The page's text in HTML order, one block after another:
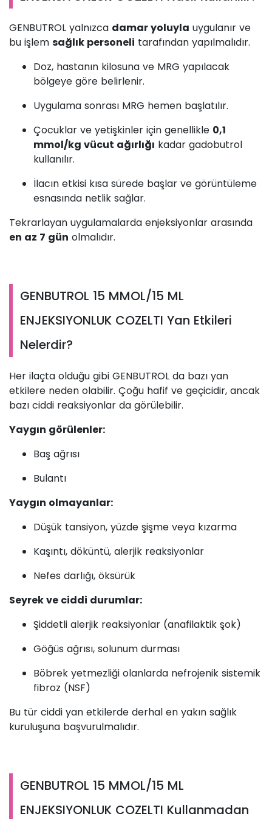
GENBUTROL yalnızca damar yoluyla uygulanır ve
bu işlem sağlık personeli tarafından yapılmalıdır.
Doz, hastanın kilosuna ve MRG yapılacak
bölgeye göre belirlenir.
Uygulama sonrası MRG hemen başlatılır.
Çocuklar ve yetişkinler için genellikle 0,1
mmol/kg vücut ağırlığı kadar gadobutrol
kullanılır.
İlacın etkisi kısa sürede başlar ve görüntüleme
esnasında netlik sağlar.
Tekrarlayan uygulamalarda enjeksiyonlar arasında
en az 7 gün olmalıdır.
GENBUTROL 15 MMOL/15 ML
ENJEKSIYONLUK COZELTI Yan Etkileri
Nelerdir?
Her ilaçta olduğu gibi GENBUTROL da bazı yan
etkilere neden olabilir. Çoğu hafif ve geçicidir, ancak
bazı ciddi reaksiyonlar da görülebilir.
Yaygın görülenler:
Baş ağrısı
Bulantı
Yaygın olmayanlar:
Düşük tansiyon, yüzde şişme veya kızarma
Kaşıntı, döküntü, alerjik reaksiyonlar
Nefes darlığı, öksürük
Seyrek ve ciddi durumlar:
Şiddetli alerjik reaksiyonlar (anafilaktik şok)
Göğüs ağrısı, solunum durması
Böbrek yetmezliği olanlarda nefrojenik sistemik
fibroz (NSF)
Bu tür ciddi yan etkilerde derhal en yakın sağlık
kuruluşuna başvurulmalıdır.
GENBUTROL 15 MMOL/15 ML
ENJEKSIYONLUK COZELTI Kullanmadan